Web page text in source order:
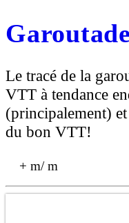
Le tracé de la
VTT à tendance
(principalement) et
du bon VTT!
+ m/m